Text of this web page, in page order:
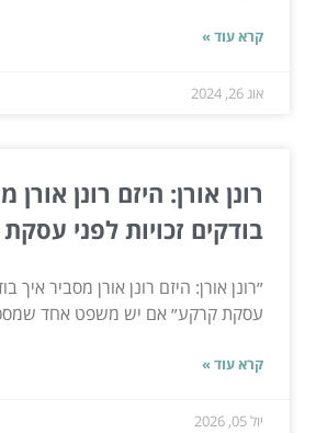
קרא עוד »
אוג 26, 2024
רונן אורן: היזם רונן אורן
בודקים זכויות לפני
״רונן אורן: היזם רונן אורן מסביר איך
עסקת קרקע״ אם יש משפט אחד
קרא עוד »
יול 05, 2026